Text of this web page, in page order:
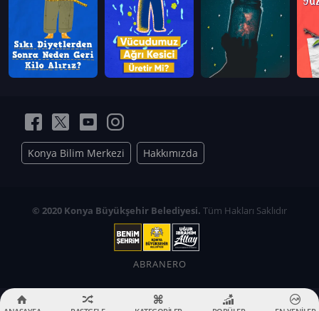
Konya Bilim Merkezi Hakkımızda
© 2020 Konya Büyükşehir Belediyesi. Tüm Hakları Saklıdır
ABRANERO